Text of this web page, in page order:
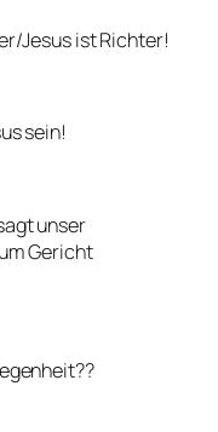
Jesus ist Richter!
sein!
unser
Gericht